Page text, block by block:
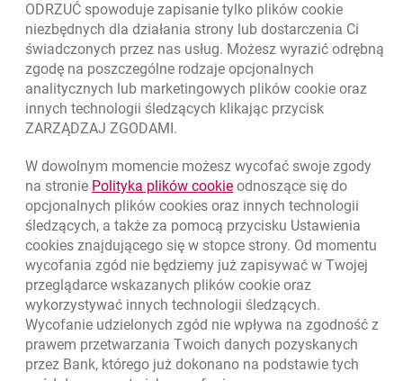
Odpowiedzialny biznes
Regulacje zewnętrzne
ODRZUĆ spowoduje zapisanie tylko plików cookie
niezbędnych dla działania strony lub dostarczenia Ci
świadczonych przez nas usług. Możesz wyrazić odrębną
zgodę na poszczególne rodzaje opcjonalnych
analitycznych lub marketingowych plików cookie oraz
innych technologii śledzących klikając przycisk
ZARZĄDZAJ ZGODAMI.
W dowolnym momencie możesz wycofać swoje zgody
na stronie Polityka plików cookielink otwiera się w nowym
odnoszące się do
opcjonalnych plików cookies oraz innych technologii
śledzących, a także za pomocą przycisku Ustawienia
cookies znajdującego się w stopce strony. Od momentu
wycofania zgód nie będziemy już zapisywać w Twojej
przeglądarce wskazanych plików cookie oraz
wykorzystywać innych technologii śledzących.
Wycofanie udzielonych zgód nie wpływa na zgodność z
prawem przetwarzania Twoich danych pozyskanych
przez Bank, którego już dokonano na podstawie tych